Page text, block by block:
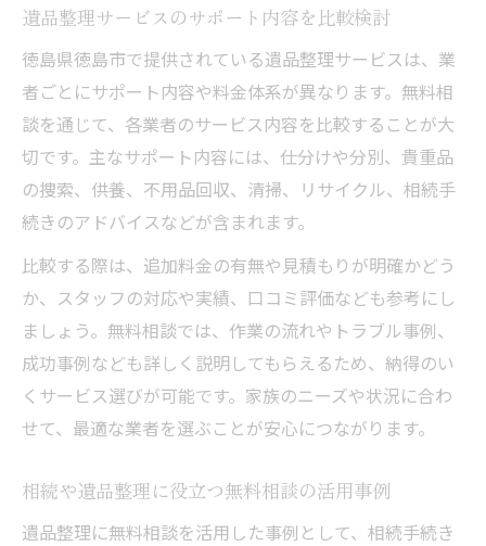
遺品整理サービスのサポート内容を比較検討
徳島県徳島市で提供されている遺品整理サービスは、業
者ごとにサポート内容や料金体系が異なります。無料相
談を通じて、各業者のサービス内容を比較することが大
切です。主なサポート内容には、仕分けや分別、貴重品
の捜索、供養、不用品回収、清掃、リサイクル、相続手
続きのアドバイスなどが含まれます。
比較する際は、追加料金の有無や見積もりが明確かどう
か、スタッフの対応や実績、口コミ評価なども参考にし
ましょう。無料相談では、作業の流れやトラブル事例、
成功事例なども詳しく説明してもらえるため、納得のい
くサービス選びが可能です。家族のニーズや状況に合わ
せて、最適な業者を選ぶことが安心につながります。
相続や遺品整理に役立つ無料相談の活用事例
遺品整理に無料相談を活用した事例として、相続手続き